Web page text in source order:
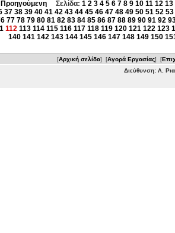
Σελίδα: 1 2 3 4 5 6 7 8 9 10 11 12 13
37 38 39 40 41 42 43 44 45 46 47 48 49 50 51 52 53
77 78 79 80 81 82 83 84 85 86 87 88 89 90 91 92
112 113 114 115 116 117 118 119 120 121 122 123
140 141 142 143 144 145 146 147 148 149 150
[Αρχική σελίδα] [Αγορά Εργασίας] [
Διεύθυνση: Λ.